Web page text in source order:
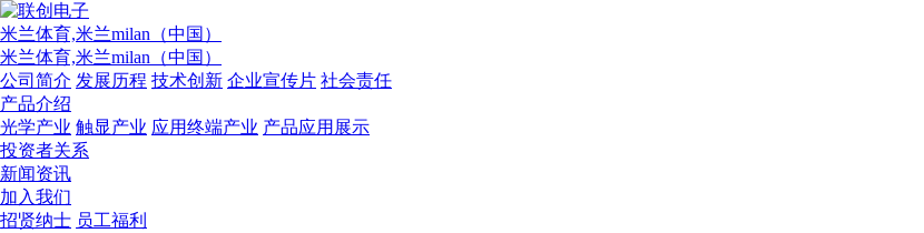
米兰体育,米兰milan（中国）
米兰体育,米兰milan（中国）
公司简介 发展历程 技术创新 企业宣传片 社会责任
产品介绍
光学产业 触显产业 应用终端产业 产品应用展示
投资者关系
新闻资讯
加入我们
招贤纳士 员工福利